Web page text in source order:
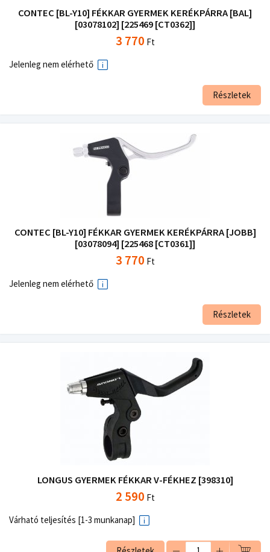
CONTEC [BL-Y10] FÉKKAR GYERMEK KERÉKPÁRRA [BAL]
[03078102] [225469 [CT0362]]
3 770 Ft
Jelenleg nem elérhető
Részletek
CONTEC [BL-Y10] FÉKKAR GYERMEK KERÉKPÁRRA [JOBB]
[03078094] [225468 [CT0361]]
3 770 Ft
Jelenleg nem elérhető
Részletek
LONGUS GYERMEK FÉKKAR V-FÉKHEZ [398310]
2 590 Ft
Várható teljesítés [1-3 munkanap]